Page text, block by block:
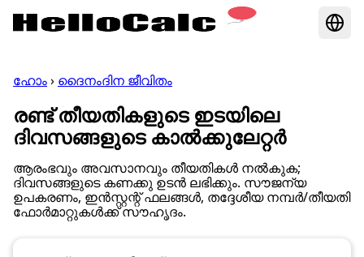
ഹോം› ദൈനംദിന ജീവിതം
രണ്ട് തീയതികളുടെ ഇടയിലെ
ദിവസങ്ങളുടെ കാൽക്കുലേറ്റർ
ആരംഭവും അവസാനവും തീയതികൾ നൽകുക;
ദിവസങ്ങളുടെ കണക്കു ഉടൻ ലഭിക്കും. സൗജന്യ
ഉപകരണം, ഇൻസ്റ്റന്റ് ഫലങ്ങൾ, തദ്ദേശീയ നമ്പർ/തീയതി
ഫോർമാറ്റുകൾക്ക് സൗഹൃദം.